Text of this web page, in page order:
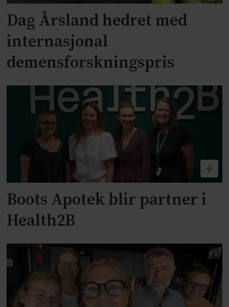
Dag Årsland hedret med
internasjonal
demensforskningspris
Boots Apotek blir partner i
Health2B